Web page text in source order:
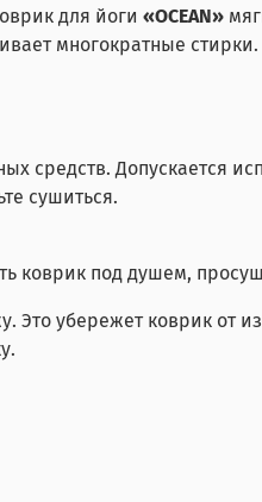
для йоги «OCEAN»
многократные стирки.
средств. Допускается
сушиться.
коврик под душем,
Это убережет коврик от